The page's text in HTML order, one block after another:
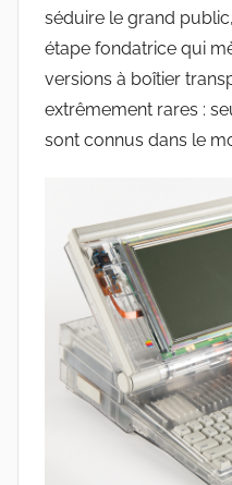
séduire le grand
étape fondatrice qui
versions à boîtier
extrêmement rares :
sont connus dans le